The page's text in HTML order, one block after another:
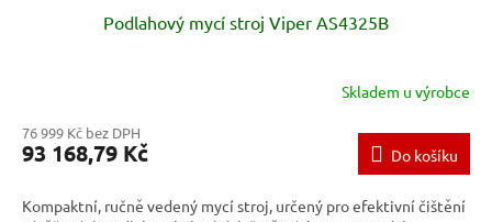
Podlahový mycí stroj Viper AS4325B
Skladem u výrobce
76 999 Kč bez DPH
93 168,79 Kč Do košíku
Kompaktní, ručně vedený mycí stroj, určený pro efektivní čištění